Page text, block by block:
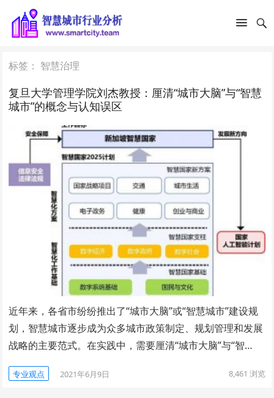
标签： 智慧治理
复旦大学管理学院刘杰教授：厘清“城市大脑”与“智慧
城市”的概念与认知误区
近年来，各省市纷纷推出了“城市大脑”或“智慧城市”建设规
划，智慧城市逐步成为众多城市政策制定、规划管理和发展
战略的主要范式。在实践中，需要厘清“城市大脑”与“智…
专业观点 2021年6月9日 8,461 浏览